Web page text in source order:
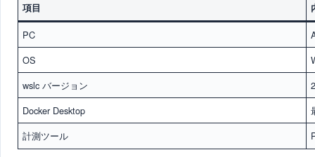
項目
PC
OS
wslc バージョン
Docker Desktop
計測ツール